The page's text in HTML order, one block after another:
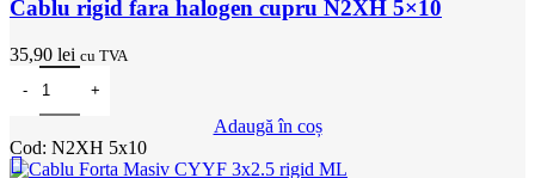
Cablu rigid fara halogen cupru N2XH 5×10
35,90 lei cu TVA
Cantitate Cablu rigid fara halogen cupru N2XH 5x10
Adaugă în coș
Cod: N2XH 5x10